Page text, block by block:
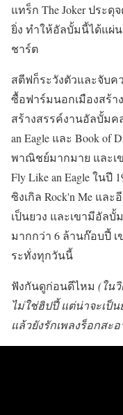
แทร็ก The Joker ประดุ
ยิ่ง ทำให้อัลบั้มนี้ได้แผ่
ชาร์ต
สตีฟก็ระวังตัวและจับค
ซื้อฟาร์มนอกเมืองสร้า
สร้างสรรค์งานอัลบั้มค
an Eagle และ Book of
พาณิชย์มากมาย และเ
Fly Like an Eagle ใน
ซิงเกิล Rock'n Me แล
เป็นยวง และเขามีอัลบั้
มากกว่า 6 ล้านก๊อบปี้
ระทั่งทุกวันนี้
ฟังกันดูก่อนดีไหม (ใน
ไม่ใช่ฮิปปี้ แต่น่าจะเป็
แล้วยังรักเพลงร็อกสะ